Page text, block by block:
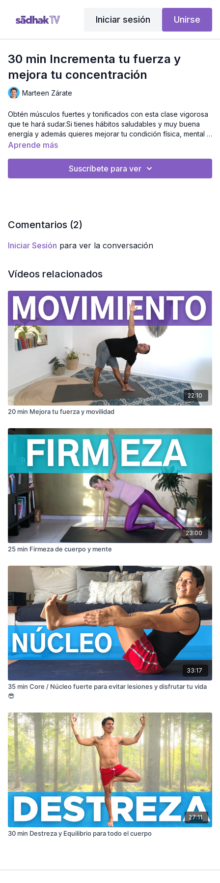
Iniciar sesión Unirse
30 min Incrementa tu fuerza y
mejora tu concentración
Marteen Zárate
Obtén músculos fuertes y tonificados con esta clase vigorosa
que te hará sudar.Si tienes hábitos saludables y muy buena
energía y además quieres mejorar tu condición física, mental y
emocional tienes que hacer esta clase.
Aprende más
Suscríbete para ver
Comentarios (2)
Iniciar Sesión para ver la conversación
Vídeos relacionados
22:10
20 min Mejora tu fuerza y movilidad
23:00
25 min Firmeza de cuerpo y mente
33:17
35 min Core / Núcleo fuerte para evitar lesiones y disfrutar tu vida
😎
27:11
30 min Destreza y Equilibrio para todo el cuerpo